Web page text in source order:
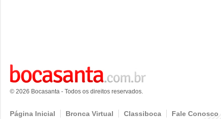
© 2026 Bocasanta - Todos os direitos reservados.
Página Inicial Bronca Virtual Classiboca Fale Conosco